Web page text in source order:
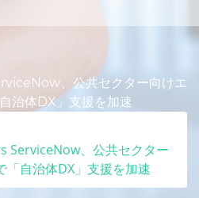
、公共セクター向けエ
治体DX」支援を加速
ServiceNow、公共セクター
「自治体DX」支援を加速